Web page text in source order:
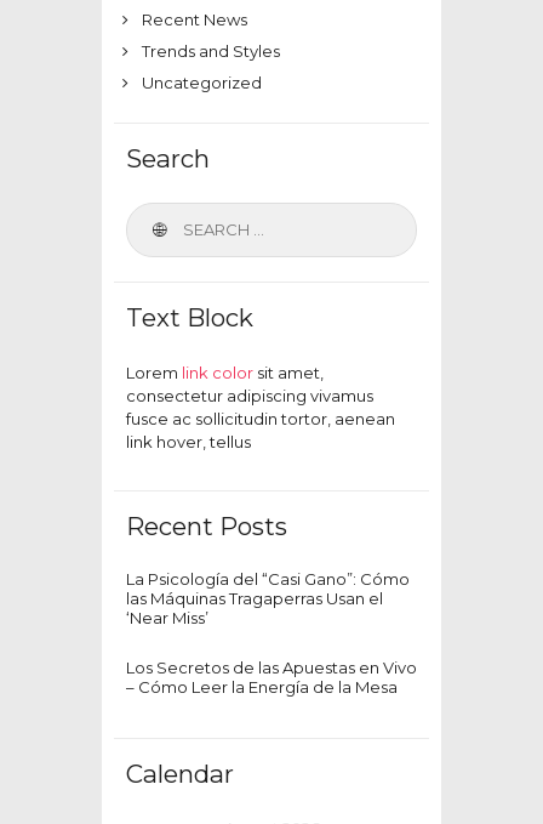
Recent News
Trends and Styles
Uncategorized
Search
Text Block
Lorem link color sit amet,
consectetur adipiscing vivamus
fusce ac sollicitudin tortor, aenean
link hover, tellus
Recent Posts
La Psicología del “Casi Gano”: Cómo
las Máquinas Tragaperras Usan el
‘Near Miss’
Los Secretos de las Apuestas en Vivo
– Cómo Leer la Energía de la Mesa
Calendar